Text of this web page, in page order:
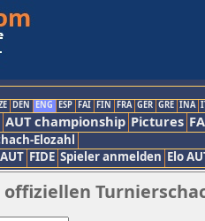
DEN ENG ESP FAI FIN FRA GER GRE INA
AUT championship Pictures
Elozahl
FIDE Spieler anmelden Elo